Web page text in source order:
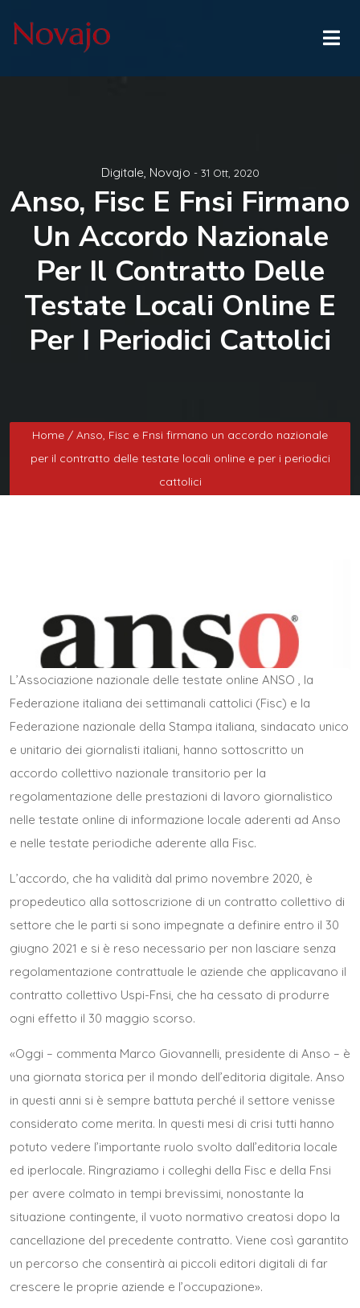
Digitale, Novajo - 31 Ott, 2020
Anso, Fisc E Fnsi Firmano
Un Accordo Nazionale
Per Il Contratto Delle
Testate Locali Online E
Per I Periodici Cattolici
Home / Anso, Fisc e Fnsi firmano un accordo nazionale
per il contratto delle testate locali online e per i periodici
cattolici
L’Associazione nazionale delle testate online ANSO , la
Federazione italiana dei settimanali cattolici (Fisc) e la
Federazione nazionale della Stampa italiana, sindacato unico
e unitario dei giornalisti italiani, hanno sottoscritto un
accordo collettivo nazionale transitorio per la
regolamentazione delle prestazioni di lavoro giornalistico
nelle testate online di informazione locale aderenti ad Anso
e nelle testate periodiche aderente alla Fisc.
L’accordo, che ha validità dal primo novembre 2020, è
propedeutico alla sottoscrizione di un contratto collettivo di
settore che le parti si sono impegnate a definire entro il 30
giugno 2021 e si è reso necessario per non lasciare senza
regolamentazione contrattuale le aziende che applicavano il
contratto collettivo Uspi-Fnsi, che ha cessato di produrre
ogni effetto il 30 maggio scorso.
«Oggi – commenta Marco Giovannelli, presidente di Anso – è
una giornata storica per il mondo dell’editoria digitale. Anso
in questi anni si è sempre battuta perché il settore venisse
considerato come merita. In questi mesi di crisi tutti hanno
potuto vedere l’importante ruolo svolto dall’editoria locale
ed iperlocale. Ringraziamo i colleghi della Fisc e della Fnsi
per avere colmato in tempi brevissimi, nonostante la
situazione contingente, il vuoto normativo creatosi dopo la
cancellazione del precedente contratto. Viene così garantito
un percorso che consentirà ai piccoli editori digitali di far
crescere le proprie aziende e l’occupazione».